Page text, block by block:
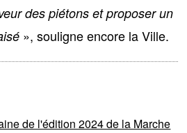
des piétons et proposer un
», souligne encore la Ville.
de l'édition 2024 de la Marche